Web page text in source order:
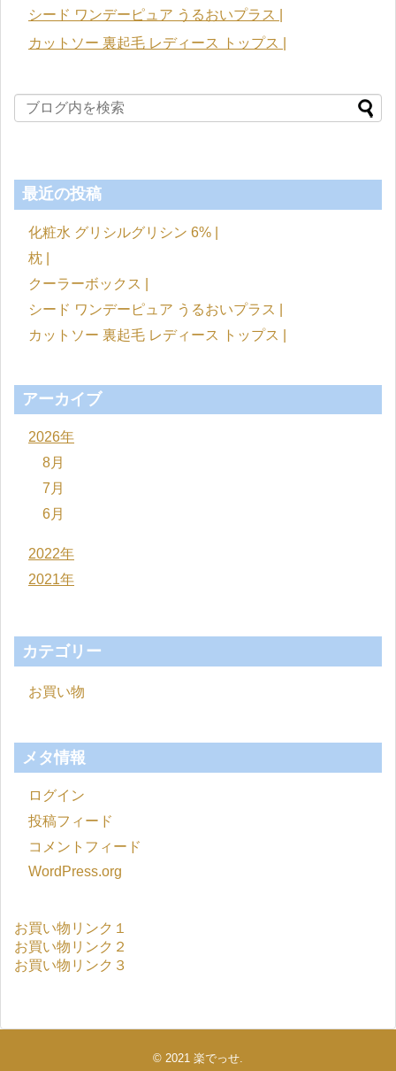
シード ワンデーピュア うるおいプラス |
カットソー 裏起毛 レディース トップス |
最近の投稿
化粧水 グリシルグリシン 6% |
枕 |
クーラーボックス |
シード ワンデーピュア うるおいプラス |
カットソー 裏起毛 レディース トップス |
アーカイブ
2026年
8月
7月
6月
2022年
2021年
カテゴリー
お買い物
メタ情報
ログイン
投稿フィード
コメントフィード
WordPress.org
お買い物リンク１
お買い物リンク２
お買い物リンク３
© 2021 楽でっせ